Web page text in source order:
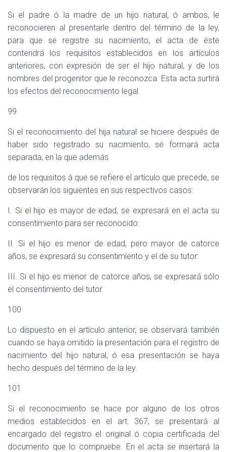
Si el padre ó la madre de un hijo natural, ó ambos, le
reconocieren al presentarle dentro del término de la ley,
para que se registre su nacimiento, el acta de éste
contendrá los requisitos establecidos en los artículos
anteriores, con expresión de ser el hijo natural, y de los
nombres del progenitor que le reconozca. Esta acta surtirá
los efectos del reconocimiento legal.
99
Si el reconocimiento del hija natural se hiciere después de
haber sido registrado su nacimiento, sé formará acta
separada, en la que además
de los requisitos á que se refiere el artículo que precede, se
observarán los siguientes en sus respectivos casos:
I. Si el hijo es mayor de edad, se expresará en el acta su
consentimiento para ser reconocido:
II. Si el hijo es menor de edad, pero mayor de catorce
años, se expresará su consentimiento y el de su tutor:
III. Si el hijo es menor de catorce años, se expresará sólo
el consentimiento del tutor.
100
Lo dispuesto en el artículo anterior, se observará también
cuando se haya omitido la presentación para el registro de
nacimiento del hijo natural, ó esa presentación se haya
hecho después del término de la ley.
101
Si el reconocimiento se hace por alguno de los otros
medios establecidos en el art. 367, se presentará al
encargado del registro el original ó copia certificada del
documento que lo compruebe. En el acta se insertará la